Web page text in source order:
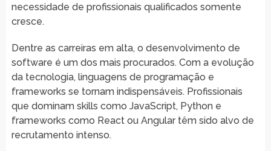
necessidade de profissionais qualificados somente
cresce.
Dentre as carreiras em alta, o desenvolvimento de
software é um dos mais procurados. Com a evolução
da tecnologia, linguagens de programação e
frameworks se tornam indispensáveis. Profissionais
que dominam skills como JavaScript, Python e
frameworks como React ou Angular têm sido alvo de
recrutamento intenso.